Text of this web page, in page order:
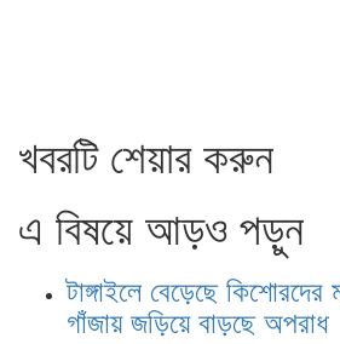
খবরটি শেয়ার করুন
এ বিষয়ে আড়ও পড়ুন
টাঙ্গাইলে বেড়েছে
গাঁজায় জড়িয়ে বাড়ছে অপরাধ